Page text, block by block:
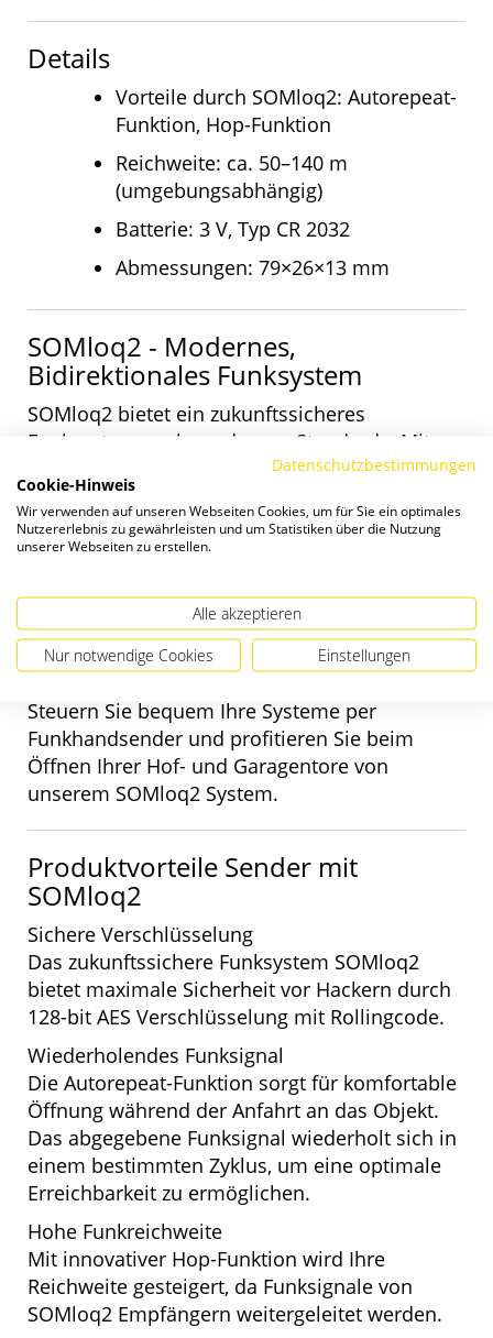
Details
Vorteile durch SOMloq2: Autorepeat-
Funktion, Hop-Funktion
Reichweite: ca. 50–140 m
(umgebungsabhängig)
Batterie: 3 V, Typ CR 2032
Abmessungen: 79×26×13 mm
SOMloq2 - Modernes,
Bidirektionales Funksystem
SOMloq2 bietet ein zukunftssicheres
Funksystem nach modernen Standards. Mit
einer 128-Bit-AES-Verschlüsselung ist eine
hohe Übertragungssicherheit garantiert.
Der bidirektionale Funk ermöglicht zahlreiche
gestalten – von Rückmeldungen, ob das
Funksignal angekommen ist, über
Statusabfragen des Tores bis hin zu Auto-
Repeat- und Hop-Funktionen.
Steuern Sie bequem Ihre Systeme per
Funkhandsender und profitieren Sie beim
Öffnen Ihrer Hof- und Garagentore von
unserem SOMloq2 System.
Produktvorteile Sender mit
SOMloq2
Sichere Verschlüsselung
Das zukunftssichere Funksystem SOMloq2
bietet maximale Sicherheit vor Hackern durch
128-bit AES Verschlüsselung mit Rollingcode.
Wiederholendes Funksignal
Die Autorepeat-Funktion sorgt für komfortable
Öffnung während der Anfahrt an das Objekt.
Das abgegebene Funksignal wiederholt sich in
einem bestimmten Zyklus, um eine optimale
Erreichbarkeit zu ermöglichen.
Hohe Funkreichweite
Mit innovativer Hop-Funktion wird Ihre
Reichweite gesteigert, da Funksignale von
SOMloq2 Empfängern weitergeleitet werden.
Datenschutzbestimmungen
Cookie-Hinweis
Wir verwenden auf unseren Webseiten Cookies, um für Sie ein optimales
Nutzererlebnis zu gewährleisten und um Statistiken über die Nutzung
unserer Webseiten zu erstellen.
Alle akzeptieren
Nur notwendige Cookies Einstellungen